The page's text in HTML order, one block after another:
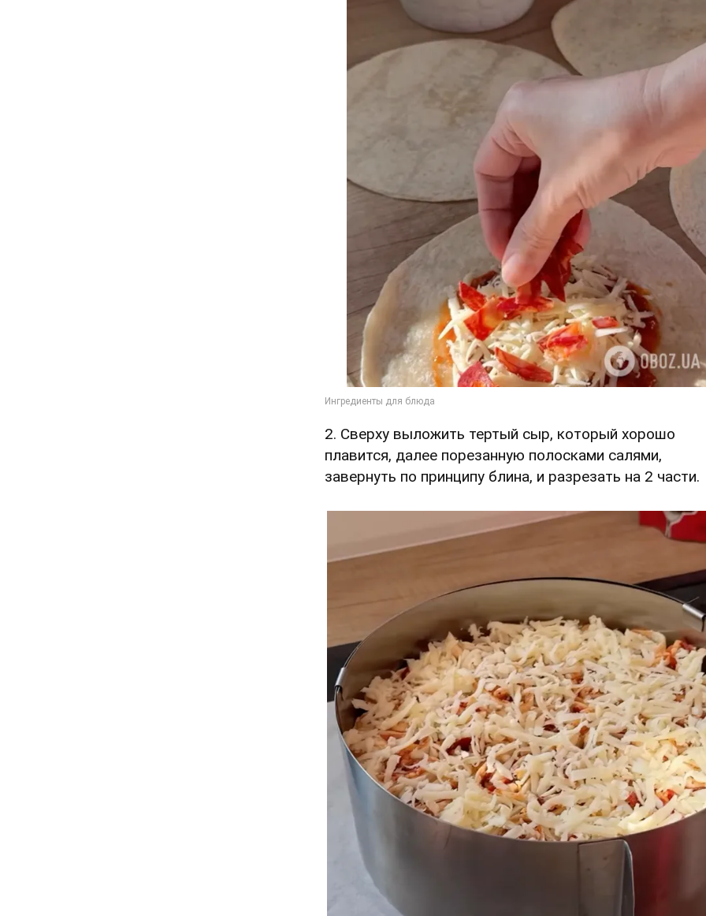
2. Сверху выложить тертый сыр, который хорошо
плавится, далее порезанную полосками салями,
завернуть по принципу блина, и разрезать на 2 части.